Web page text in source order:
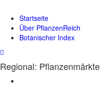
Startseite
Über PflanzenReich
Botanischer Index
Regional: Pflanzenmärkte